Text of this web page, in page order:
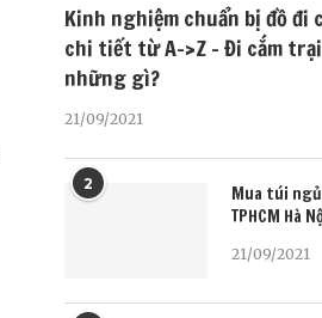
Kinh nghiệm chuẩn bị đồ đi
chi tiết từ A->Z – Đi cắm
những gì?
21/09/2021
2
Mua túi
TPHCM Hà
21/09/2021